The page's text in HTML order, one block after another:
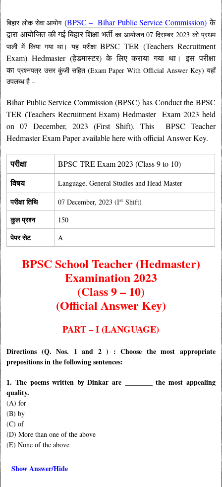
बिहार लोक सेवा आयोग (BPSC – Bihar Public Service Commission)के
द्वारा आयोजित की गई बिहार शिक्षा भर्तीका आयोजन 07 दिसम्बर2023 को प्रथम
पाली में किया गया था। यह परीक्षाBPSC TER (Teachers Recruitment
Exam) Hedmaster (हेडमास्टर) के लिए कराया गया था। इस परीक्षा
काप्रश्नपत्र उत्तर कुंजी सहित (Exam Paper With Official Answer Key) यहाँ
उपलब्ध है –
Bihar Public Service Commission (BPSC) has Conduct the BPSC
TER (Teachers Recruitment Exam) HedmasterExam 2023 held
on 07December, 2023 (First Shift). This BPSC Teacher
HedmasterExam Paper available here with official Answer Key.
परीक्षा BPSC TRE Exam 2023 (Class 9 to 10)
विषय Language, General Studies and Head Master
परीक्षा तिथि 07 December, 2023 (Ist Shift)
कुल प्रश्न 150
पेपर सेट A
BPSCSchool Teacher (Hedmaster)
Examination 2023
(Class 9 – 10)
(Official Answer Key)
PART – I (LANGUAGE)
Directions (Q. Nos. 1 and 2 ) : Choose the most appropriate
prepositions in the following sentences:
1. The poems written by Dinkar are ________ the most appealing
quality.
(A) for
(B) by
(C) of
(D) More than one of the above
(E) None of the above
Show Answer/Hide